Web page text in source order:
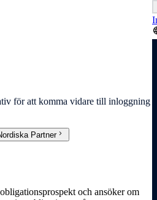
för att komma vidare till inloggning
Partnerchevron_right
och ansöker om